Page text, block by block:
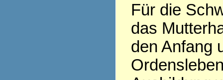
Für die
das
den Anfang